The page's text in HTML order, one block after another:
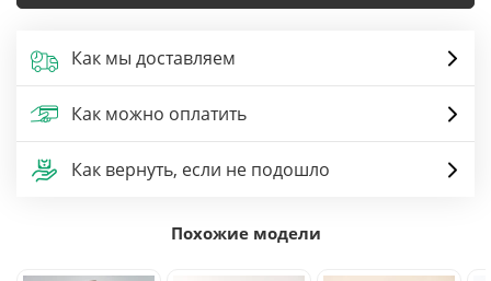
Как мы доставляем
Как можно оплатить
Как вернуть, если не подошло
Похожие модели